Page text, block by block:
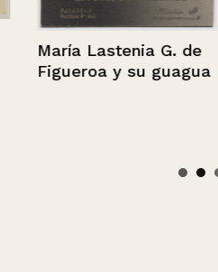
María Lastenia G. de
Figueroa y su guagua